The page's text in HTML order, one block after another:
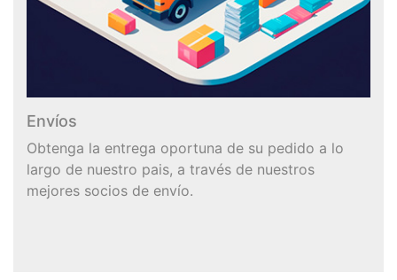
Envíos
Obtenga la entrega oportuna de su pedido a lo
largo de nuestro pais, a través de nuestros
mejores socios de envío.